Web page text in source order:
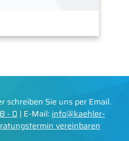
schreiben Sie uns per Email.
- 0 | E-Mail: info@kaehler-
vereinbaren